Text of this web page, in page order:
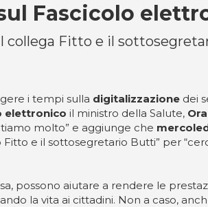
Fascicolo
Fitto e il
i tempi sulla digitalizzazione dei
elettronico il ministro della Salute,
molto” e aggiunge che
e il sottosegretario Butti” per
possono aiutare a rendere le
la vita ai cittadini. Non a caso,